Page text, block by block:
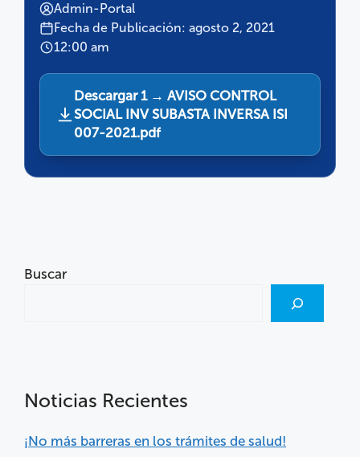
Admin-Portal
Fecha de Publicación: agosto 2, 2021
12:00 am
Descargar 1 → AVISO CONTROL
SOCIAL INV SUBASTA INVERSA ISI
007-2021.pdf
Buscar
Noticias Recientes
¡No más barreras en los trámites de salud!